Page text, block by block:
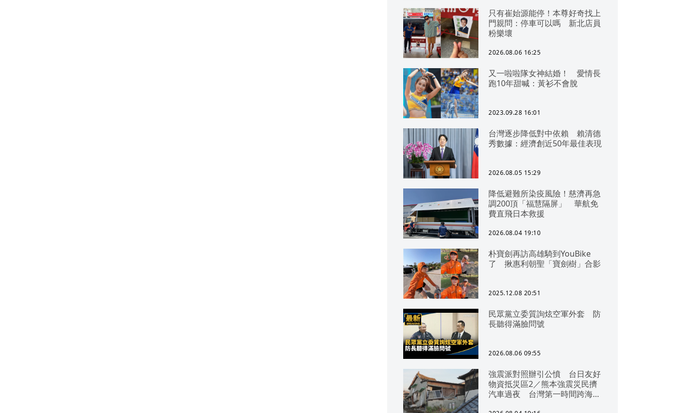
只有崔始源能停！本尊好奇找上
門親問：停車可以嗎 新北店員
粉樂壞
2026.08.06 16:25
又一啦啦隊女神結婚！ 愛情長
跑10年甜喊：黃衫不會脫
2023.09.28 16:01
台灣逐步降低對中依賴 賴清德
秀數據：經濟創近50年最佳表現
2026.08.05 15:29
降低避難所染疫風險！慈濟再急
調200頂「福慧隔屏」 華航免
費直飛日本救援
2026.08.04 19:10
朴寶劍再訪高雄騎到YouBike
了 揪惠利朝聖「寶劍樹」合影
2025.12.08 20:51
民眾黨立委質詢炫空軍外套 防
長聽得滿臉問號
2026.08.06 09:55
強震派對照辦引公憤 台日友好
物資抵災區2／熊本強震災民擠
汽車過夜 台灣第一時間跨海急